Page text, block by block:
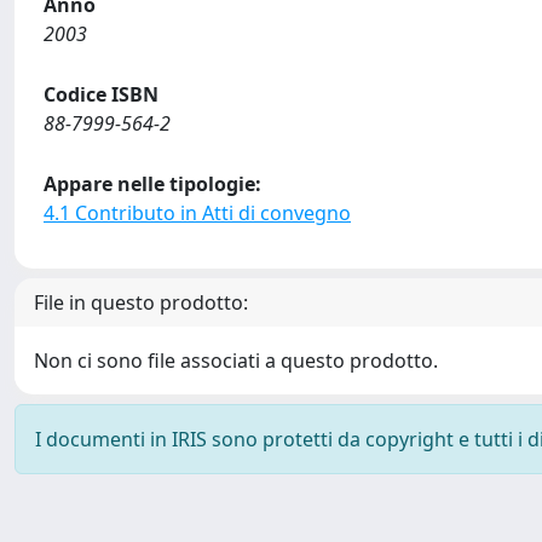
2003
Codice ISBN
88-7999-564-2
Appare nelle tipologie:
4.1 Contributo in Atti di convegno
File in questo prodotto:
Non ci sono file associati a questo prodotto.
I documenti in IRIS sono protetti da copyright e tutti i